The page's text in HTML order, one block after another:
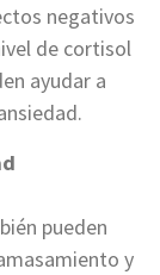
negativos
de cortisol
ayudar a
pueden
y